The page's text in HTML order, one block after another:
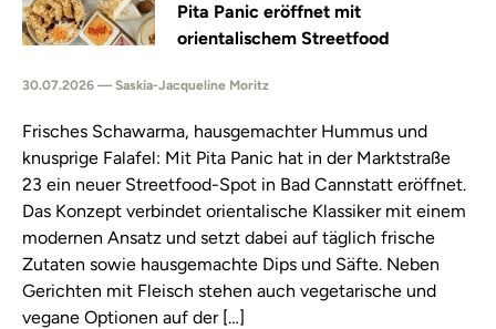
Pita Panic eröffnet mit
orientalischem Streetfood
30.07.2026 — Saskia-Jacqueline Moritz
Frisches Schawarma, hausgemachter Hummus und
knusprige Falafel: Mit Pita Panic hat in der Marktstraße
23 ein neuer Streetfood-Spot in Bad Cannstatt eröffnet.
Das Konzept verbindet orientalische Klassiker mit einem
modernen Ansatz und setzt dabei auf täglich frische
Zutaten sowie hausgemachte Dips und Säfte. Neben
Gerichten mit Fleisch stehen auch vegetarische und
vegane Optionen auf der […]